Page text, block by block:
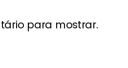
para mostrar.